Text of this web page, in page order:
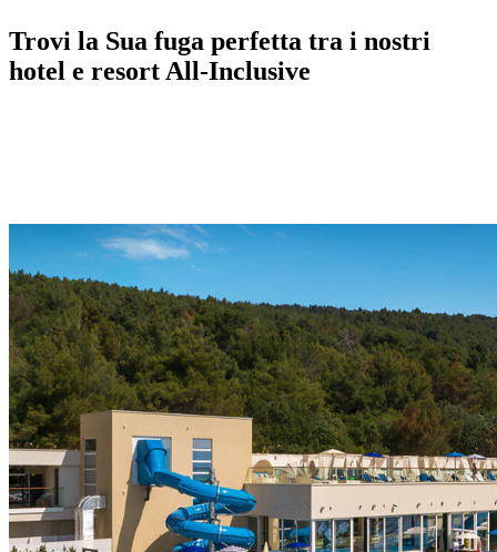
Trovi la Sua fuga perfetta tra i nostri
hotel e resort All-Inclusive